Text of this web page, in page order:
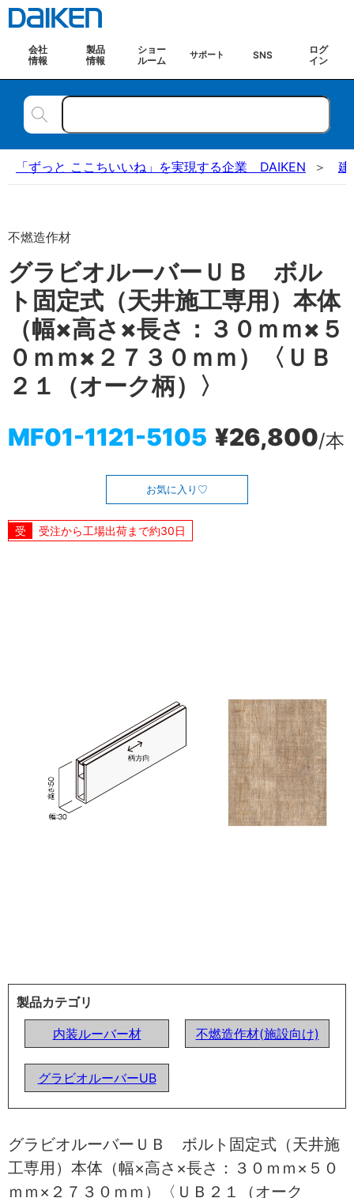
会社
情報
製品
情報
ショー
ルーム
サポート SNS
ログ
イン
「ずっと ここちいいね」を実現する企業 DAIKEN 建
不燃造作材
グラビオルーバーＵＢ ボル
ト固定式（天井施工専用）本体
（幅×高さ×長さ：３０ｍｍ×５
０ｍｍ×２７３０ｍｍ）〈ＵＢ
２１（オーク柄）〉
MF01-1121-5105 ¥26,800/本
お気に入り
受注から工場出荷まで約30日
製品カテゴリ
内装ルーバー材
不燃造作材(施設向け)
グラビオルーバーUB
グラビオルーバーＵＢ ボルト固定式（天井施
工専用）本体（幅×高さ×長さ：３０ｍｍ×５０
ｍｍ×２７３０ｍｍ）〈ＵＢ２１（オーク